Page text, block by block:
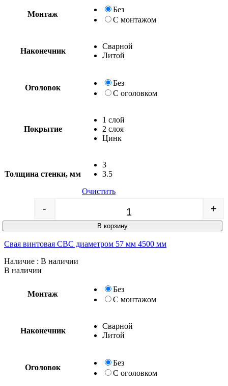
Монтаж
Без
С монтажом
Наконечник
Сварной
Литой
Оголовок
Без
С оголовком
Покрытие
1 слой
2 слоя
Цинк
Толщина стенки, мм
3
3.5
Очистить
Quantity
- +
В корзину
Свая винтовая СВС диаметром 57 мм 4500 мм
Наличие : В наличии
В наличии
Монтаж
Без
С монтажом
Наконечник
Сварной
Литой
Оголовок
Без
С оголовком